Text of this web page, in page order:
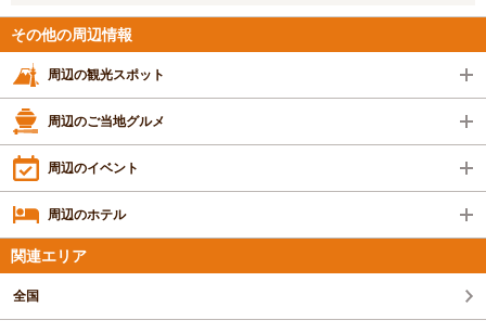
その他の周辺情報
周辺の観光スポット
周辺のご当地グルメ
周辺のイベント
周辺のホテル
関連エリア
全国